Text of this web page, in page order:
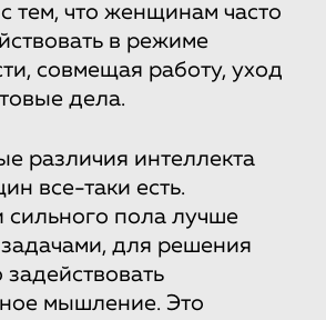
тем, что женщинам часто
в режиме
совмещая работу, уход
дела.
различия интеллекта
все-таки есть.
сильного пола лучше
для решения
мышление. Это